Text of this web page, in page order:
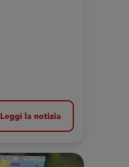
Leggi la notizia